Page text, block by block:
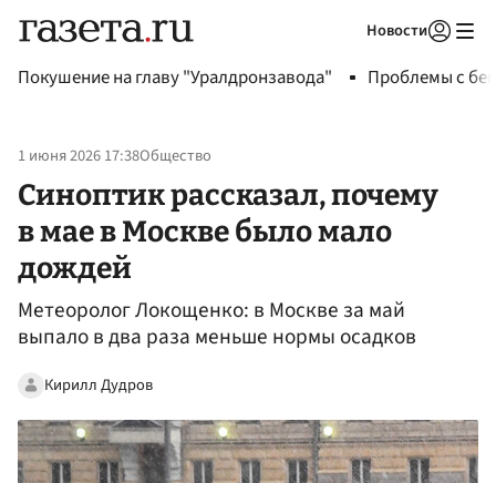
Новости
Покушение на главу "Уралдронзавода" Проблемы с
1 июня 2026 17:38Общество
Синоптик рассказал, почему
в мае в Москве было мало
дождей
Метеоролог Локощенко: в Москве за май
выпало в два раза меньше нормы осадков
Кирилл Дудров